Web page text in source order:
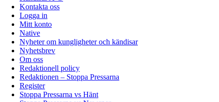
Kontakta oss
Logga in
Mitt konto
Native
Nyheter om kungligheter och kändisar
Nyhetsbrev
Om oss
Redaktionell policy
Redaktionen – Stoppa Pressarna
Register
Stoppa Pressarna vs Hänt